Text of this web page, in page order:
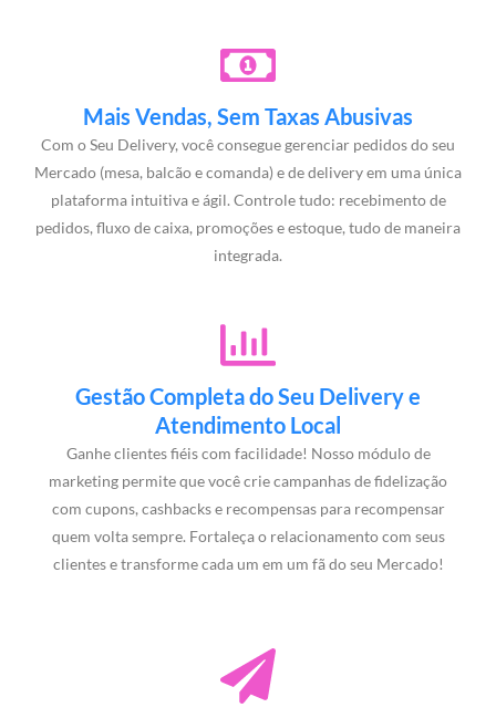
Mais Vendas, Sem Taxas Abusivas
Com o Seu Delivery, você consegue gerenciar pedidos do seu
Mercado (mesa, balcão e comanda) e de delivery em uma única
plataforma intuitiva e ágil. Controle tudo: recebimento de
pedidos, fluxo de caixa, promoções e estoque, tudo de maneira
integrada.
Gestão Completa do Seu Delivery e
Atendimento Local
Ganhe clientes fiéis com facilidade! Nosso módulo de
marketing permite que você crie campanhas de fidelização
com cupons, cashbacks e recompensas para recompensar
quem volta sempre. Fortaleça o relacionamento com seus
clientes e transforme cada um em um fã do seu Mercado!